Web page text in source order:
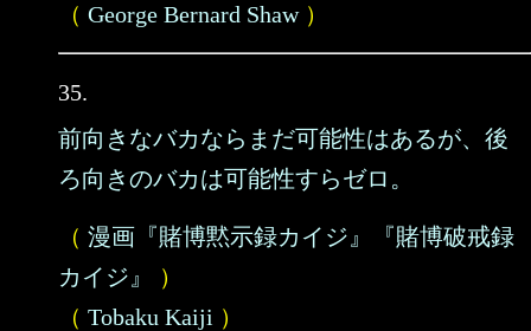
（ George Bernard Shaw）
35.
前向きなバカならまだ可能性はあるが、後
ろ向きのバカは可能性すらゼロ。
（ 漫画『賭博黙示録カイジ』『賭博破戒録
カイジ』
）
（ Tobaku Kaiji ）